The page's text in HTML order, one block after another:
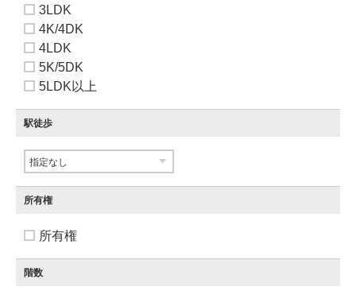
3LDK
4K/4DK
4LDK
5K/5DK
5LDK以上
駅徒歩
所有権
所有権
階数